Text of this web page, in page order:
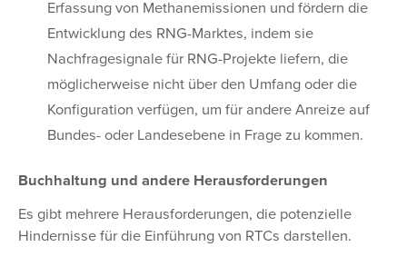
Erfassung von Methanemissionen und fördern die
Entwicklung des RNG-Marktes, indem sie
Nachfragesignale für RNG-Projekte liefern, die
möglicherweise nicht über den Umfang oder die
Konfiguration verfügen, um für andere Anreize auf
Bundes- oder Landesebene in Frage zu kommen.
Buchhaltung und andere Herausforderungen
Es gibt mehrere Herausforderungen, die potenzielle
Hindernisse für die Einführung von RTCs darstellen.